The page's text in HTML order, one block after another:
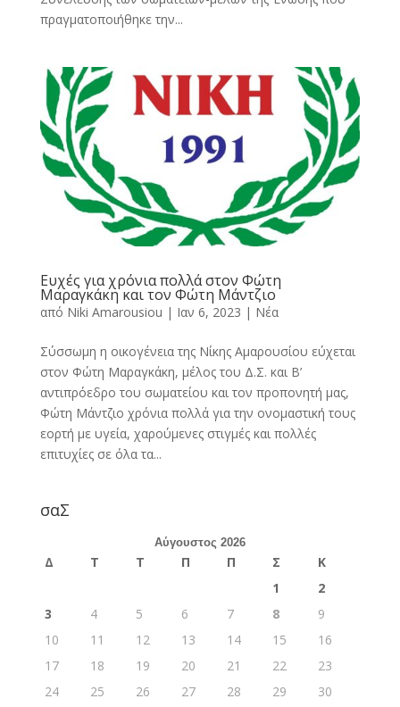
πραγματοποιήθηκε την...
Ευχές για χρόνια πολλά στον Φώτη
Μαραγκάκη και τον Φώτη Μάντζιο
από Niki Amarousiou | Ιαν 6, 2023 | Νέα
Σύσσωμη η οικογένεια της Νίκης Αμαρουσίου εύχεται
στον Φώτη Μαραγκάκη, μέλος του Δ.Σ. και Β’
αντιπρόεδρο του σωματείου και τον προπονητή μας,
Φώτη Μάντζιο χρόνια πολλά για την ονομαστική τους
εορτή με υγεία, χαρούμενες στιγμές και πολλές
επιτυχίες σε όλα τα...
σαΣ
Αύγουστος 2026
Δ Τ Τ Π Π Σ
Κ
1
2
3
4 5 6 7 8
9
10
11 12 13 14 15
16
17
18 19 20 21 22
23
24
25 26 27 28 29 30